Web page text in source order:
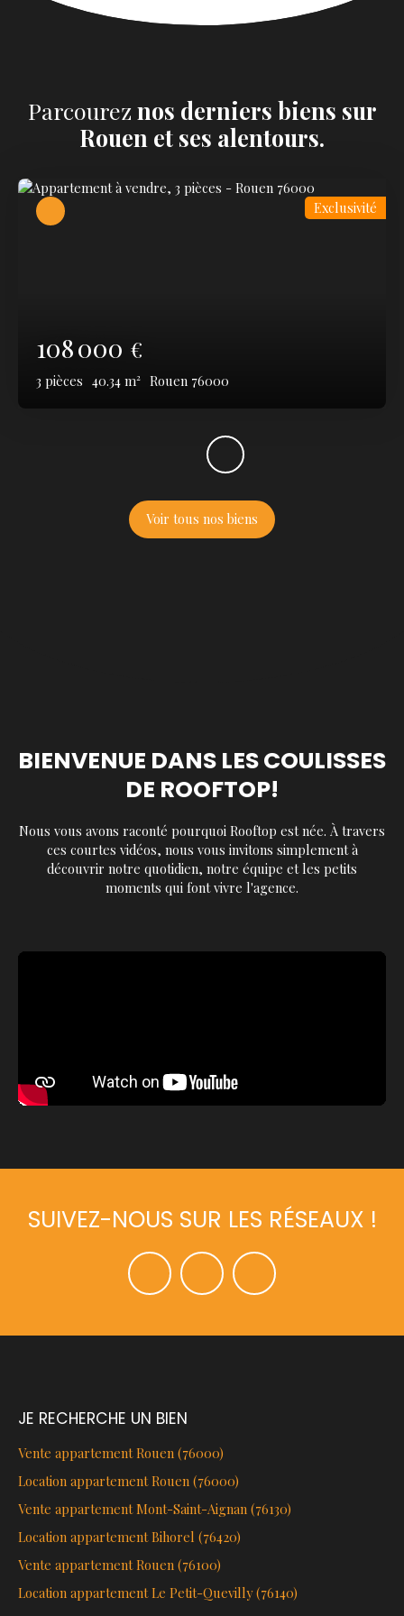
Parcoureznos derniers biens sur
Rouen et ses alentours.
108 000 €
3 pièces 40.34 m² Rouen 76000
Exclusivité
Voir tous nos biens
BIENVENUE DANS LES COULISSES
DE ROOFTOP!
Nous vous avons raconté pourquoi Rooftop est née. À travers
ces courtes vidéos, nous vous invitons simplement à
découvrir notre quotidien, notre équipe et les petits
moments qui font vivre l'agence.
SUIVEZ-NOUS SUR LES RÉSEAUX !
JE RECHERCHE UN BIEN
Vente appartement Rouen (76000)
Location appartement Rouen (76000)
Vente appartement Mont-Saint-Aignan (76130)
Location appartement Bihorel (76420)
Vente appartement Rouen (76100)
Location appartement Le Petit-Quevilly (76140)